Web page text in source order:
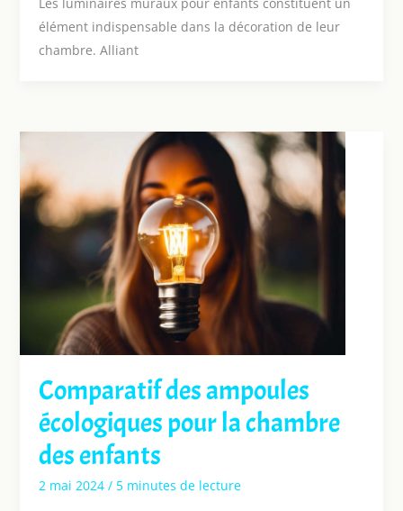
élément indispensable dans la décoration de leur
chambre. Alliant
Comparatif des ampoules
écologiques pour la chambre
des enfants
2 mai 2024 / 5 minutes de lecture